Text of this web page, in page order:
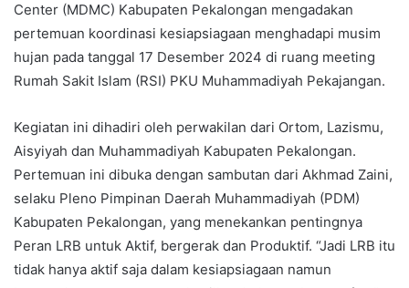
Center (MDMC) Kabupaten Pekalongan mengadakan
pertemuan koordinasi kesiapsiagaan menghadapi musim
hujan pada tanggal 17 Desember 2024 di ruang meeting
Rumah Sakit Islam (RSI) PKU Muhammadiyah Pekajangan.
Kegiatan ini dihadiri oleh perwakilan dari Ortom, Lazismu,
Aisyiyah dan Muhammadiyah Kabupaten Pekalongan.
Pertemuan ini dibuka dengan sambutan dari Akhmad Zaini,
selaku Pleno Pimpinan Daerah Muhammadiyah (PDM)
Kabupaten Pekalongan, yang menekankan pentingnya
Peran LRB untuk Aktif, bergerak dan Produktif. “Jadi LRB itu
tidak hanya aktif saja dalam kesiapsiagaan namun